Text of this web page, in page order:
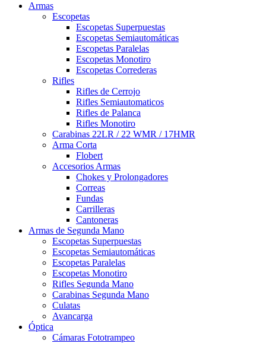
Armas
Escopetas
Escopetas Superpuestas
Escopetas Semiautomáticas
Escopetas Paralelas
Escopetas Monotiro
Escopetas Correderas
Rifles
Rifles de Cerrojo
Rifles Semiautomaticos
Rifles de Palanca
Rifles Monotiro
Carabinas 22LR / 22 WMR / 17HMR
Arma Corta
Flobert
Accesorios Armas
Chokes y Prolongadores
Correas
Fundas
Carrilleras
Cantoneras
Armas de Segunda Mano
Escopetas Superpuestas
Escopetas Semiautomáticas
Escopetas Paralelas
Escopetas Monotiro
Rifles Segunda Mano
Carabinas Segunda Mano
Culatas
Avancarga
Óptica
Cámaras Fototrampeo